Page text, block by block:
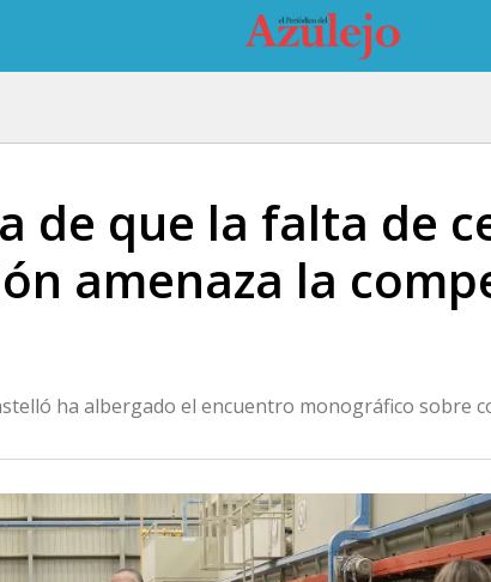
de que la falta de
amenaza la
ha albergado el encuentro monográfico sobre